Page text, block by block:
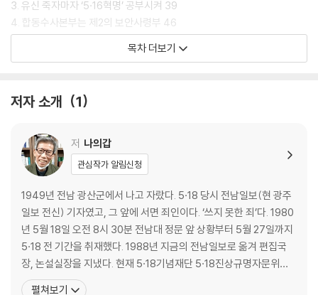
3. 유신 죽자마자 ‘5·16혁명’ 공부시켜 39
4. 합동수사본부는 제2의 보안사령부 46
5. 쿠데타의 시작 12·12 52
2. 둘 다 왜, 내란인가 72
3. 두 내란에 ‘전두환’은 없다 75
대통령·계엄사령관 뒤에 숨어 ‘리모컨’ 작동 75
회고록에 ‘시국수습방안’ 띄운 까닭은 80
“광주사태와 나는 무관” 다섯 번 도돌이표 84
맺는말 89
3장 전두환의 5·17내란 사전모의 행적 93
목차 더보기
저자 소개 1
저 나의갑
관심작가 알림신청
1949년 전남 광산군에서 나고 자랐다. 5·18 당시 전남일보(현 광주
일보 전신) 기자였고, 그 앞에 서면 죄인이다. ‘쓰지 못한 죄’다. 1980
년 5월 18일 오전 8시 30분 전남대 정문 앞 상황부터 5월 27일까지
5·18 전 기간을 취재했다. 1988년 지금의 전남일보로 옮겨 편집국
장, 논설실장을 지냈다. 현재 5·18기념재단 5·18진상규명자문위원
회 위원, 5·18진상규명조사위원회 전문위원으로 활동하고 있다. 5·1
펼쳐보기